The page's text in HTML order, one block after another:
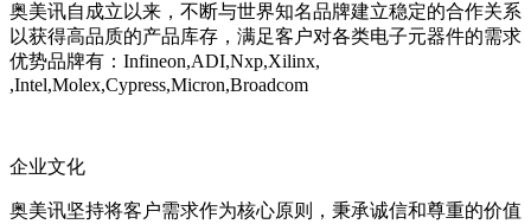
奥美讯自成立以来，不断与世界知名品牌建立稳定的合作关系
以获得高品质的产品库存，满足客户对各类电子元器件的需求
优势品牌有：Infineon,ADI,Nxp,Xilinx,
,Intel,Molex,Cypress,Micron,Broadcom
企业文化
奥美讯坚持将客户需求作为核心原则，秉承诚信和尊重的价值